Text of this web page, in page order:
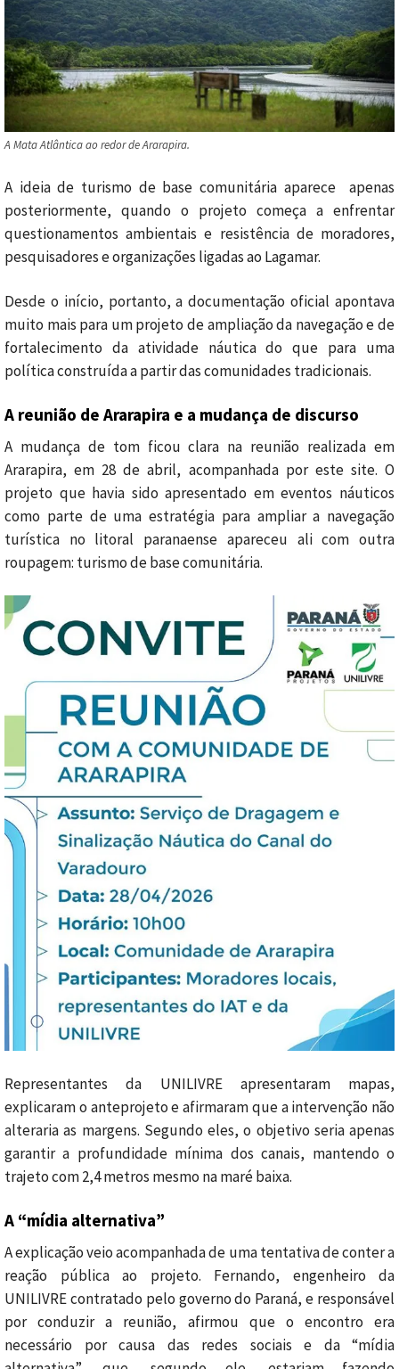
A Mata Atlântica ao redor de Ararapira.
A ideia de turismo de base comunitária aparece apenas
posteriormente, quando o projeto começa a enfrentar
questionamentos ambientais e resistência de moradores,
pesquisadores e organizações ligadas ao Lagamar.
Desde o início, portanto, a documentação oficial apontava
muito mais para um projeto de ampliação da navegação e de
fortalecimento da atividade náutica do que para uma
política construída a partir das comunidades tradicionais.
A reunião de Ararapira e a mudança de discurso
A mudança de tom ficou clara na reunião realizada em
Ararapira, em 28 de abril, acompanhada por este site. O
projeto que havia sido apresentado em eventos náuticos
como parte de uma estratégia para ampliar a navegação
turística no litoral paranaense apareceu ali com outra
roupagem: turismo de base comunitária.
Representantes da UNILIVRE apresentaram mapas,
explicaram o anteprojeto e afirmaram que a intervenção não
alteraria as margens. Segundo eles, o objetivo seria apenas
garantir a profundidade mínima dos canais, mantendo o
trajeto com 2,4 metros mesmo na maré baixa.
A “mídia alternativa”
A explicação veio acompanhada de uma tentativa de conter a
reação pública ao projeto. Fernando, engenheiro da
UNILIVRE contratado pelo governo do Paraná, e responsável
por conduzir a reunião, afirmou que o encontro era
necessário por causa das redes sociais e da “mídia